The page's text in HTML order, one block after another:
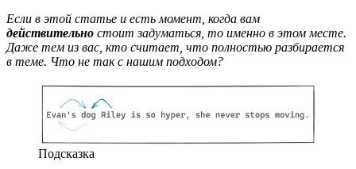
Если в этой статье и есть момент, когда вам
действительно стоит задуматься, то именно в этом месте.
Даже тем из вас, кто считает, что полностью разбирается
в теме. Что не так с нашим подходом?
Подсказка